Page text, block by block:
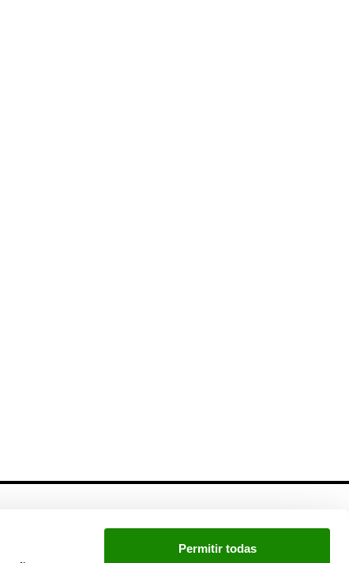
Permitir todas
Si quieres estar a la última, inscríbete a nuestra